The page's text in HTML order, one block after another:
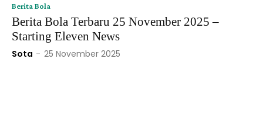
Berita Bola
Berita Bola Terbaru 25 November 2025 –
Starting Eleven News
Sota - 25 November 2025